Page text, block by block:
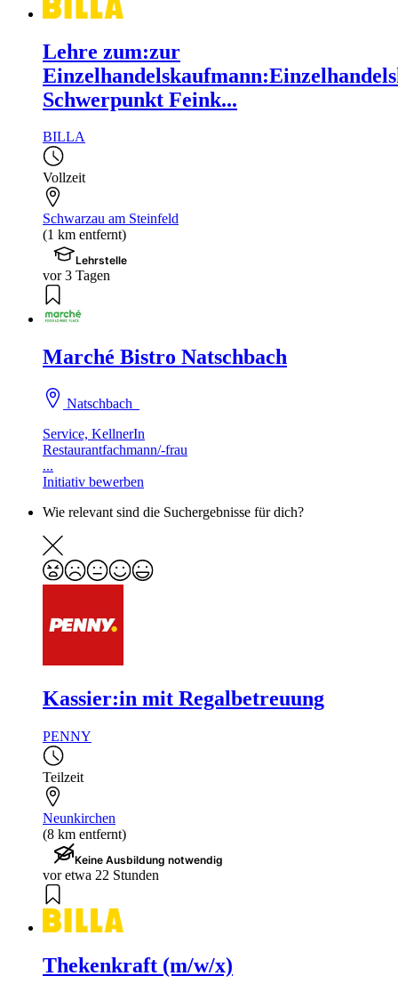
Lehre zum:zur
Schwerpunkt Feink...
BILLA
Vollzeit
Schwarzau am Steinfeld
(1 km entfernt)
Lehrstelle
vor 3 Tagen
Marché Bistro Natschbach
Natschbach
Service, KellnerIn
Restaurantfachmann/-frau
...
Initiativ bewerben
Wie relevant sind die Suchergebnisse für dich?
Kassier:in mit Regalbetreuung
PENNY
Teilzeit
Neunkirchen
(8 km entfernt)
Keine Ausbildung notwendig
vor etwa 22 Stunden
Thekenkraft (m/w/x)